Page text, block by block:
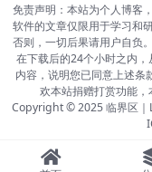
免责声明：本站为个人博客
软件的文章仅限用于学习和
否则，一切后果请用户自负
在下载后的24个小时之内
内容，说明您已同意上述条
欢本站捐赠打赏功能，
Copyright © 2025临界区